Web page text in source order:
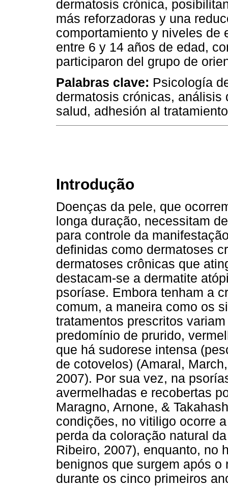
dermatosis crónica,
más reforzadoras y una
comportamiento y niveles de
entre 6 y 14 años de edad,
participaron del grupo de
Palabras clave: Psicología
dermatosis crónicas, análisis
salud, adhesión al
Introdução
Doenças da pele, que
longa duração, necessitam
para controle da
definidas como dermatoses
dermatoses crônicas que
destacam-se a dermatite
psoríase. Embora tenham a
comum, a maneira como os
tratamentos prescritos
predomínio de prurido,
que há sudorese intensa
de cotovelos) (Amaral,
2007). Por sua vez, na
avermelhadas e recobertas
Maragno, Arnone, &
condições, no vitiligo ocorre
perda da coloração natural
Ribeiro, 2007), enquanto, no
benignos que surgem após
durante os cinco primeiros